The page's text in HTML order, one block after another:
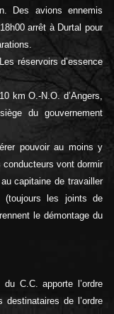
Des avions ennemis
arrêt à Durtal pour
réservoirs d’essence
km O.-N.O. d’Angers,
du gouvernement
pouvoir au moins y
vont dormir
capitaine de travailler
(toujours les joints de
le démontage du
C.C. apporte l’ordre
de l’ordre